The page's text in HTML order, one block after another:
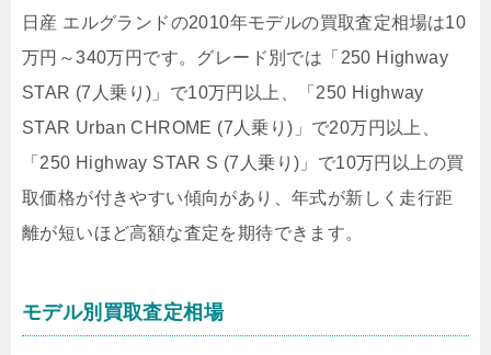
日産 エルグランドの2010年モデルの買取査定相場は10
万円～340万円です。グレード別では「250 Highway
STAR (7人乗り)」で10万円以上、「250 Highway
STAR Urban CHROME (7人乗り)」で20万円以上、
「250 Highway STAR S (7人乗り)」で10万円以上の買
取価格が付きやすい傾向があり、年式が新しく走行距
離が短いほど高額な査定を期待できます。
モデル別買取査定相場